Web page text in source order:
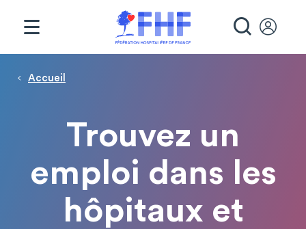
Page d'accueil
Fil d'Ariane
Accueil
Trouvez un
emploi dans les
hôpitaux et
Panneau de gestion des cookies